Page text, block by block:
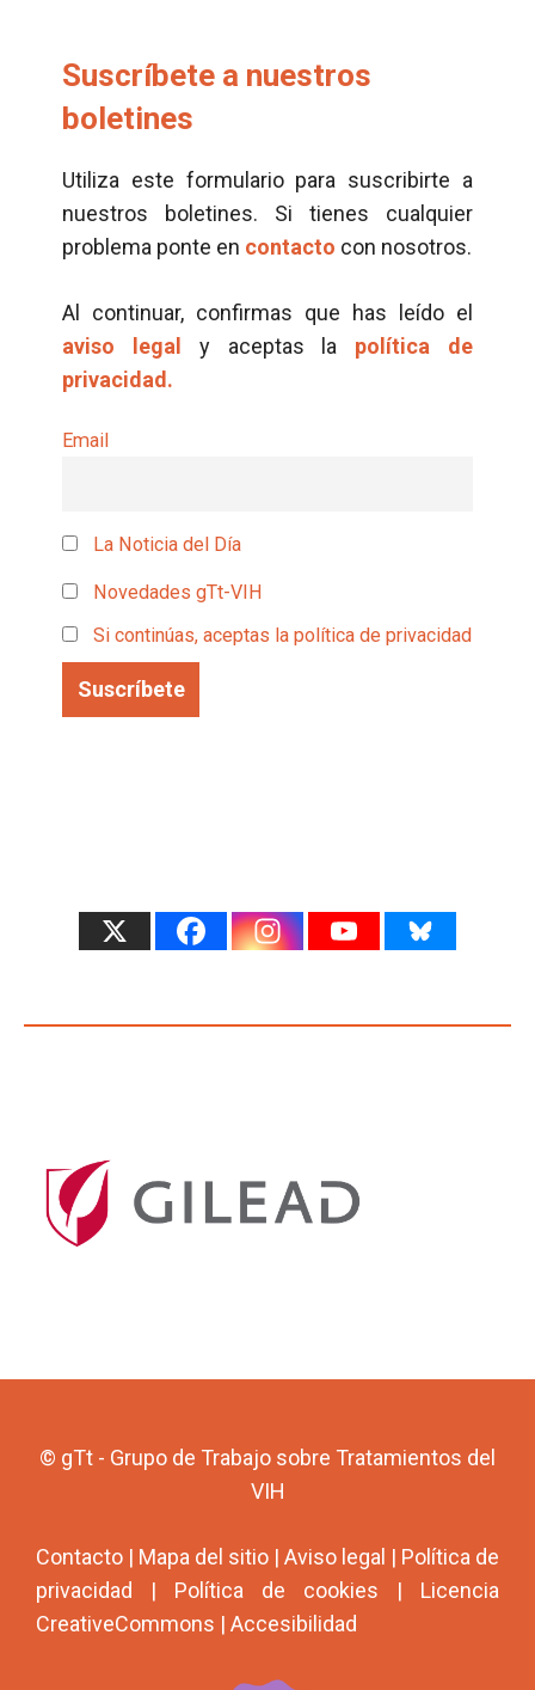
Suscríbete a nuestros
boletines
Utiliza este formulario para suscribirte a
nuestros boletines. Si tienes cualquier
problema ponte en contacto con nosotros.
Al continuar, confirmas que has leído el
aviso legal
y aceptas la política de
privacidad.
Email
La Noticia del Día
Novedades gTt-VIH
Si continúas, aceptas la política de privacidad
© gTt - Grupo de Trabajo sobre Tratamientos del
VIH
Contacto | Mapa del sitio | Aviso legal | Política de
privacidad | Política de cookies | Licencia
CreativeCommons | Accesibilidad